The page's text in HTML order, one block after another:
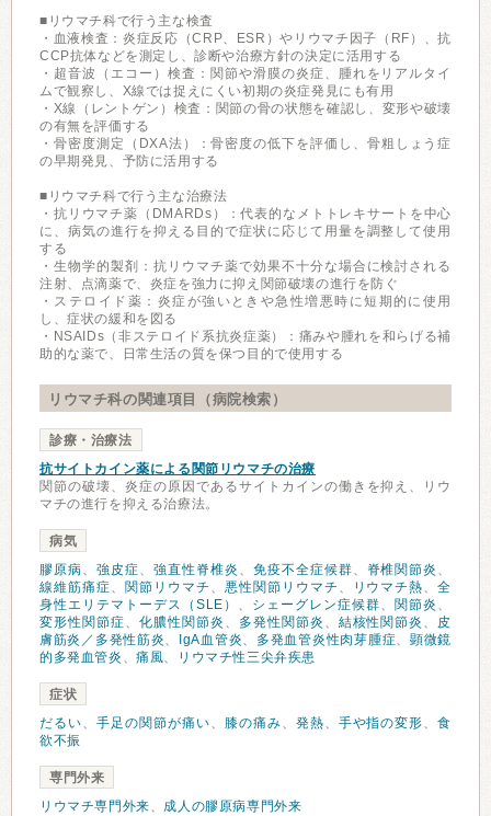
■リウマチ科で行う主な検査
・血液検査：炎症反応（CRP、ESR）やリウマチ因子（RF）、抗
CCP抗体などを測定し、診断や治療方針の決定に活用する
・超音波（エコー）検査：関節や滑膜の炎症、腫れをリアルタイ
ムで観察し、X線では捉えにくい初期の炎症発見にも有用
・X線（レントゲン）検査：関節の骨の状態を確認し、変形や破壊
の有無を評価する
・骨密度測定（DXA法）：骨密度の低下を評価し、骨粗しょう症
の早期発見、予防に活用する
■リウマチ科で行う主な治療法
・抗リウマチ薬（DMARDs）：代表的なメトトレキサートを中心
に、病気の進行を抑える目的で症状に応じて用量を調整して使用
する
・生物学的製剤：抗リウマチ薬で効果不十分な場合に検討される
注射、点滴薬で、炎症を強力に抑え関節破壊の進行を防ぐ
・ステロイド薬：炎症が強いときや急性増悪時に短期的に使用
し、症状の緩和を図る
・NSAIDs（非ステロイド系抗炎症薬）：痛みや腫れを和らげる補
助的な薬で、日常生活の質を保つ目的で使用する
リウマチ科の関連項目（病院検索）
診療・治療法
抗サイトカイン薬による関節リウマチの治療
関節の破壊、炎症の原因であるサイトカインの働きを抑え、リウ
マチの進行を抑える治療法。
病気
膠原病、 強皮症、 強直性脊椎炎 、 免疫不全症候群、 脊椎関節炎 、
線維筋痛症、 関節リウマチ 、 悪性関節リウマチ 、 リウマチ熱、全
身性エリテマトーデス（SLE） 、 シェーグレン症候群、 関節炎 、
変形性関節症、 化膿性関節炎 、 多発性関節炎 、 結核性関節炎 、 皮
膚筋炎／多発性筋炎、 IgA血管炎、 多発血管炎性肉芽腫症、 顕微鏡
的多発血管炎 、痛風、 リウマチ性三尖弁疾患
症状
だるい、 手足の関節が痛い、 膝の痛み、 発熱、 手や指の変形、食
欲不振
専門外来
リウマチ専門外来、 成人の膠原病専門外来